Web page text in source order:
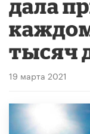
дала
тысяч
19 марта 2021